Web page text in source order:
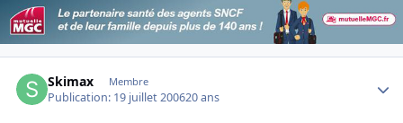
Skimax Membre
Publication: 19 juillet 200620 ans